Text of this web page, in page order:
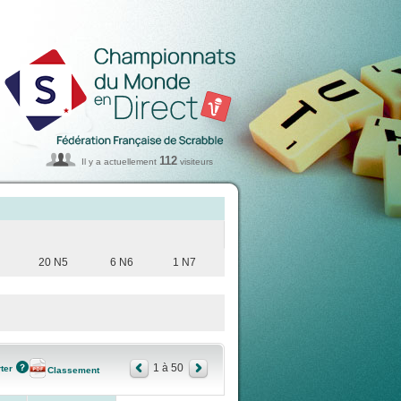
Il y a actuellement 112 visiteurs
20 N5 6 N6 1 N7
Classement 1 à 50